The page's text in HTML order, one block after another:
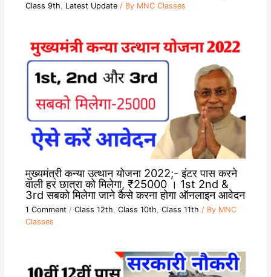
Class 9th, Latest Update/ By MNC Classes
मुख्यमंत्री कन्या उत्थान योजना 2022;- इंटर पास करने
वाली हर छात्रा को मिलेगा, ₹25000 । 1st 2nd &
3rd सबको मिलेगा जाने कैसे करना होगा ऑनलाइन आवेदन
1 Comment / Class 12th, Class 10th, Class 11th / By MNC
Classes